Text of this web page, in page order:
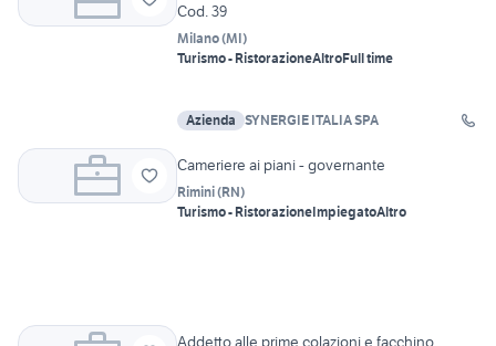
Cod. 39
Milano(MI)
Turismo - RistorazioneAltroFull time
Azienda SYNERGIE ITALIA SPA
Cameriere ai piani - governante
Rimini(RN)
Turismo - RistorazioneImpiegatoAltro
Addetto alle prime colazioni e facchino